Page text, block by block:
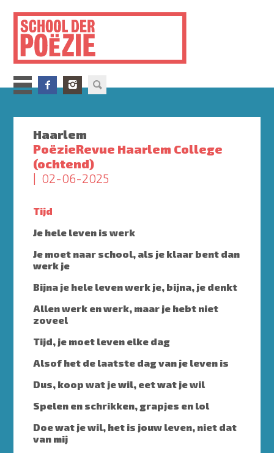
inhoud
gaan
Haarlem
PoëzieRevue Haarlem College
(ochtend)
02-06-2025
Tijd
Je hele leven is werk
Je moet naar school, als je klaar bent dan
werk je
Bijna je hele leven werk je, bijna, je denkt
Allen werk en werk, maar je hebt niet
zoveel
Tijd, je moet leven elke dag
Alsof het de laatste dag van je leven is
Dus, koop wat je wil, eet wat je wil
Spelen en schrikken, grapjes en lol
Doe wat je wil, het is jouw leven, niet dat
van mij